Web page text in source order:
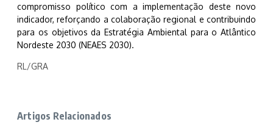
compromisso político com a implementação deste novo
indicador, reforçando a colaboração regional e contribuindo
para os objetivos da Estratégia Ambiental para o Atlântico
Nordeste 2030 (NEAES 2030).
RL/GRA
Artigos Relacionados